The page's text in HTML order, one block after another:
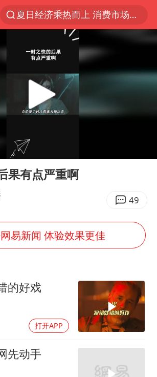
夏日经济乘热而上 消费市场向新而行
以拒绝“和平委员会”的加沙和平计划
上海全力守护市民“菜篮子”
国足U17与阿森纳决赛取消 并列冠军
暑期研学游升温 在旅途中增长知识
宝妈给四胞胎取名平安喜乐
构建更高水平的全民健身公共服务体系
暴雨预报为何有时感觉不准
总书记点赞的非遗苗绣焕发新生机
果有点严重啊
49
易新闻 体验效果更佳
的好戏
打开APP
先动手